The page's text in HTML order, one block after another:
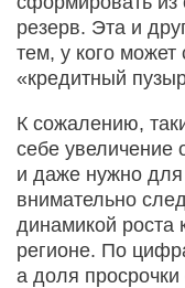
резерв. Эта и
тем, у кого
«кредитный
К сожалению,
себе увеличение
и даже нужно
внимательно
динамикой роста
регионе. По
а доля просрочки